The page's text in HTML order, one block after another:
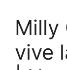
Milly
vive